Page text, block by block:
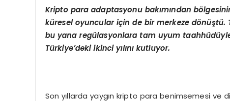
Kripto para adaptasyonu bakımından bö
küresel oyuncular için de bir merkeze dönüştü.
bu yana regülasyonlara tam uyum
Türkiye’deki ikinci yılını kutluyor.
Son yıllarda yaygın kripto para benimsemesi